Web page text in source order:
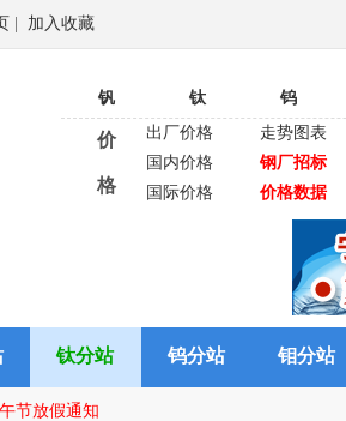
加入收藏
钒 钛 钨
价
格
出厂价格
走势图表
国内价格
钢厂招标
国际价格
价格数据
钛分站 钨分站 钼分站
节放假通知